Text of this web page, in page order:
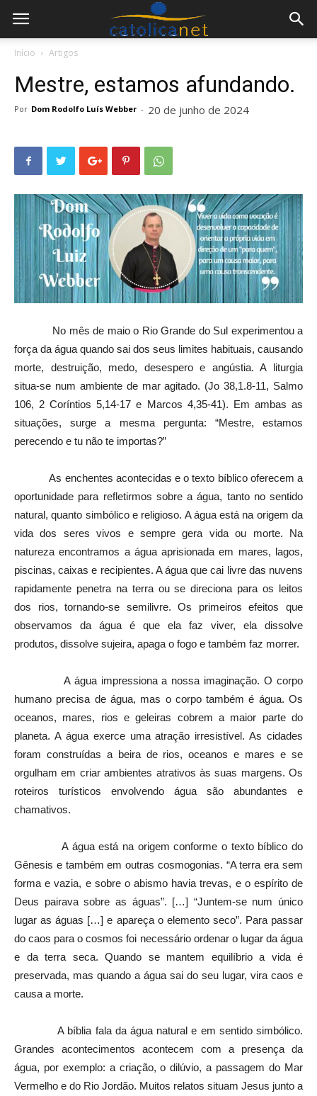
Início Artigos
Mestre, estamos afundando.
Por Dom Rodolfo Luís Webber - 20 de junho de 2024
No mês de maio o Rio Grande do Sul experimentou a
força da água quando sai dos seus limites habituais, causando
morte, destruição, medo, desespero e angústia. A liturgia
situa-se num ambiente de mar agitado. (Jo 38,1.8-11, Salmo
106, 2 Coríntios 5,14-17 e Marcos 4,35-41). Em ambas as
situações, surge a mesma pergunta: “Mestre, estamos
perecendo e tu não te importas?”
As enchentes acontecidas e o texto bíblico oferecem a
oportunidade para refletirmos sobre a água, tanto no sentido
natural, quanto simbólico e religioso. A água está na origem da
vida dos seres vivos e sempre gera vida ou morte. Na
natureza encontramos a água aprisionada em mares, lagos,
piscinas, caixas e recipientes. A água que cai livre das nuvens
rapidamente penetra na terra ou se direciona para os leitos
dos rios, tornando-se semilivre. Os primeiros efeitos que
observamos da água é que ela faz viver, ela dissolve
produtos, dissolve sujeira, apaga o fogo e também faz morrer.
A água impressiona a nossa imaginação. O corpo
humano precisa de água, mas o corpo também é água. Os
oceanos, mares, rios e geleiras cobrem a maior parte do
planeta. A água exerce uma atração irresistível. As cidades
foram construídas a beira de rios, oceanos e mares e se
orgulham em criar ambientes atrativos às suas margens. Os
roteiros turísticos envolvendo água são abundantes e
chamativos.
A água está na origem conforme o texto bíblico do
Gênesis e também em outras cosmogonias. “A terra era sem
forma e vazia, e sobre o abismo havia trevas, e o espírito de
Deus pairava sobre as águas”. […] “Juntem-se num único
lugar as águas […] e apareça o elemento seco”. Para passar
do caos para o cosmos foi necessário ordenar o lugar da água
e da terra seca. Quando se mantem equilíbrio a vida é
preservada, mas quando a água sai do seu lugar, vira caos e
causa a morte.
A bíblia fala da água natural e em sentido simbólico.
Grandes acontecimentos acontecem com a presença da
água, por exemplo: a criação, o dilúvio, a passagem do Mar
Vermelho e do Rio Jordão. Muitos relatos situam Jesus junto a